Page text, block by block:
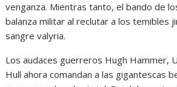
venganza. Mientras tanto, el bando de
balanza militar al reclutar a los temibles
sangre valyria.
Los audaces guerreros Hugh Hammer,
Hull ahora comandan a las gigantescas